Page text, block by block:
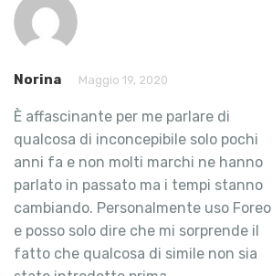
Norina Maggio 19, 2020
È affascinante per me parlare di
qualcosa di inconcepibile solo pochi
anni fa e non molti marchi ne hanno
parlato in passato ma i tempi stanno
cambiando. Personalmente uso Foreo
e posso solo dire che mi sorprende il
fatto che qualcosa di simile non sia